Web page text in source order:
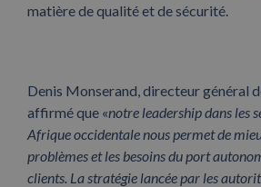
matière de qualité et de sécurité.
Denis Monserand, directeur général
affirmé que «notre leadership dans les
Afrique occidentale nous permet de
problèmes et les besoins du port
clients. La stratégie lancée par les